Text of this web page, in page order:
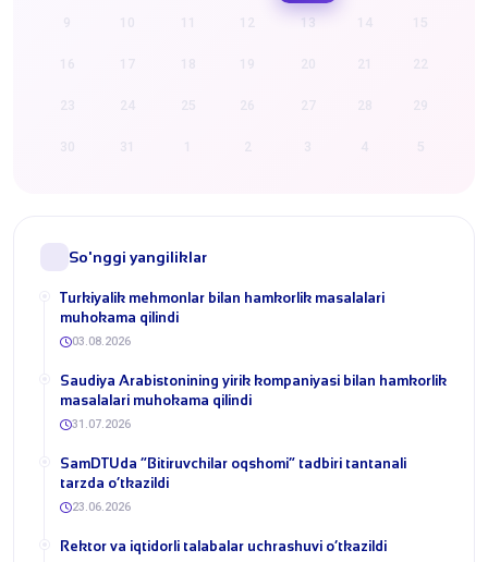
13 15
21 22
27 28 29
3 4 5
So'nggi yangiliklar
Turkiyalik mehmonlar bilan hamkorlik masalalari
muhokama qilindi
03.08.2026
​Saudiya Arabistonining yirik kompaniyasi bilan hamkorlik
masalalari muhokama qilindi
31.07.2026
​SamDTUda “Bitiruvchilar oqshomi” tadbiri tantanali
tarzda o‘tkazildi
23.06.2026
​Rektor va iqtidorli talabalar uchrashuvi o‘tkazildi